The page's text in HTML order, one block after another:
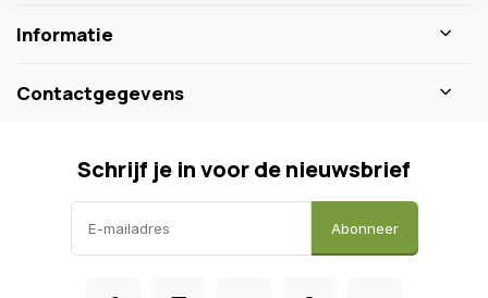
Informatie
Contactgegevens
Schrijf je in voor de nieuwsbrief
Abonneer